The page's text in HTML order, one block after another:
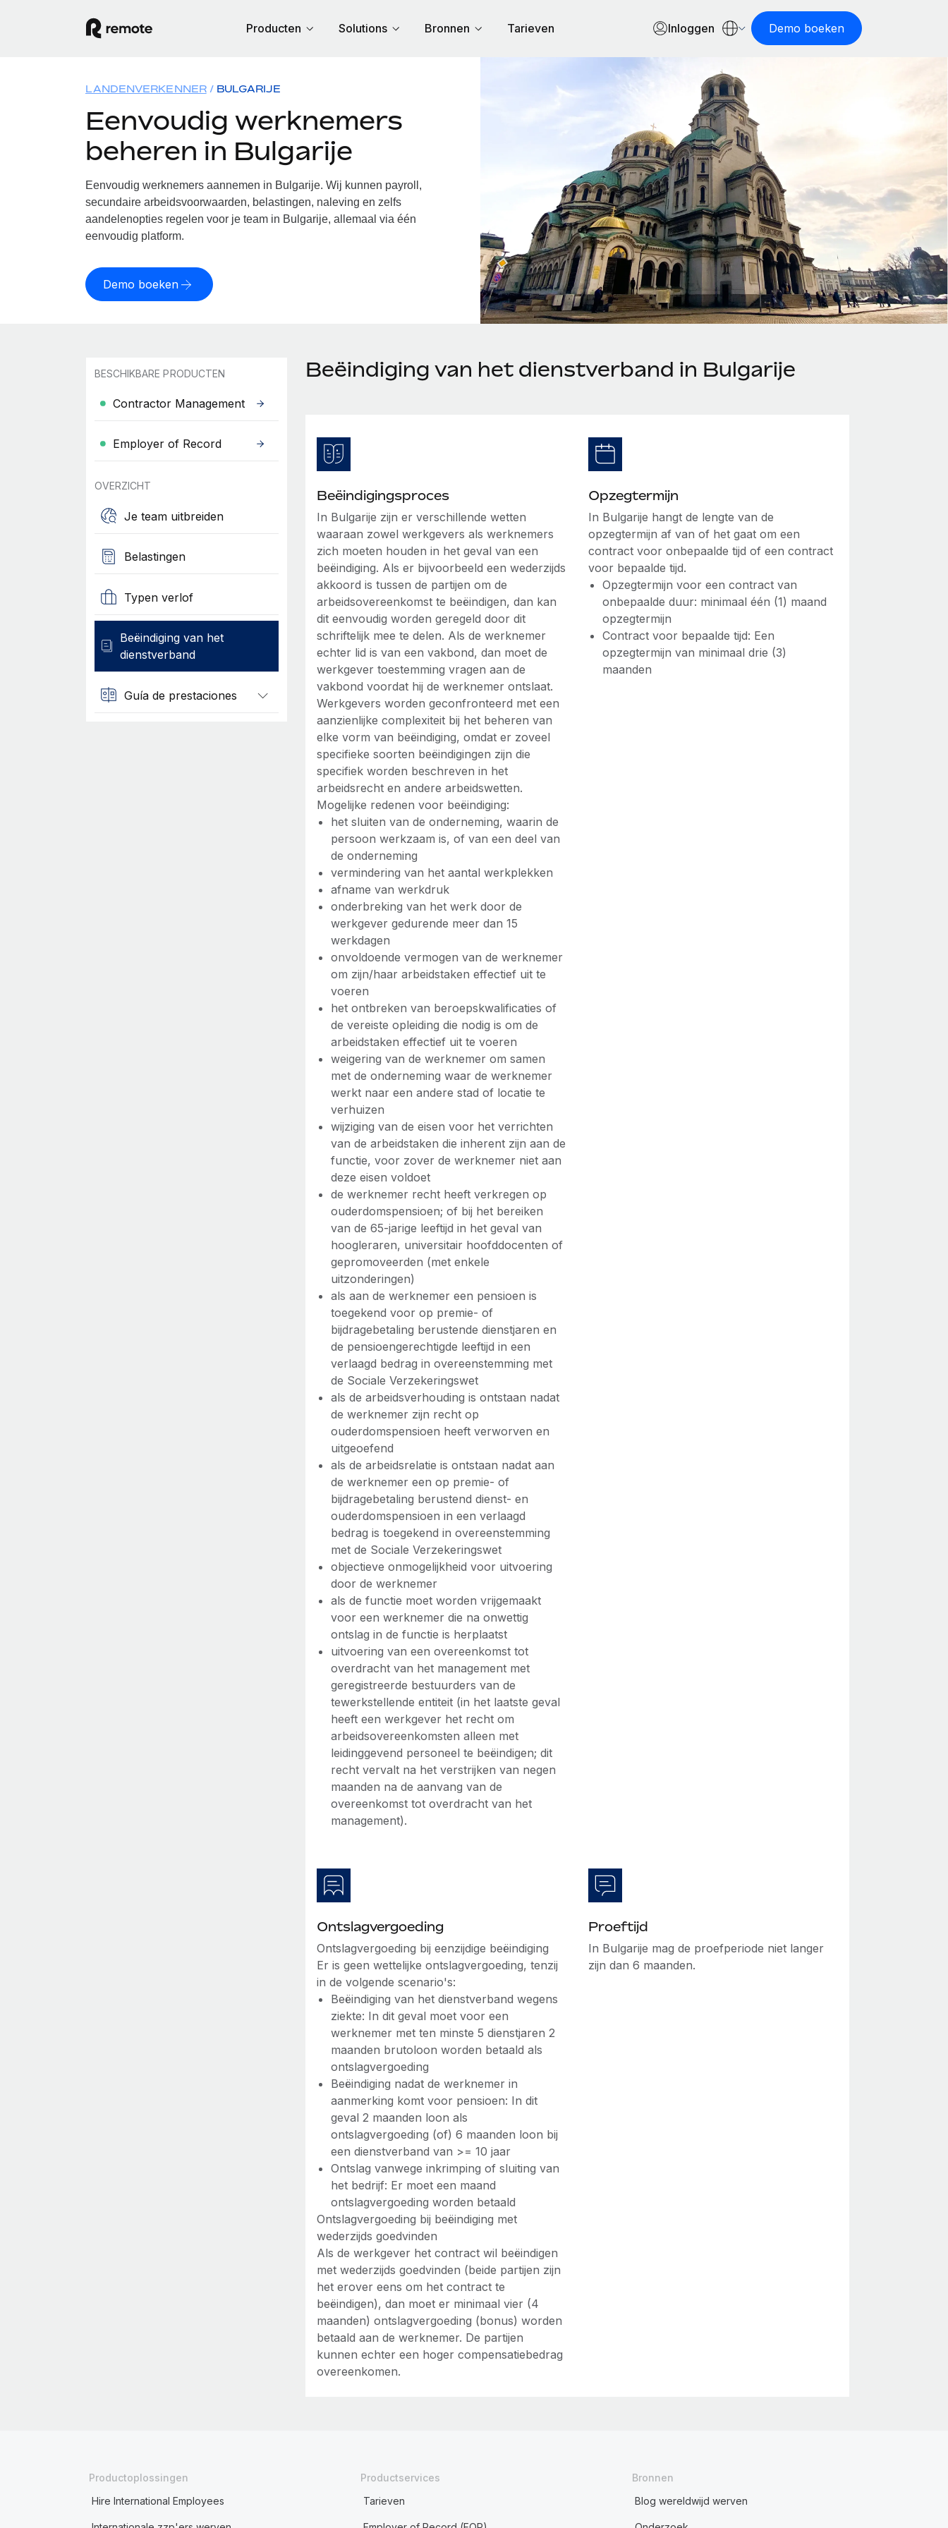
Producten Solutions Bronnen Tarieven Inloggen Demo boeken
LANDENVERKENNER BULGARIJE
Eenvoudig werknemers
beheren in Bulgarije
Eenvoudig werknemers aannemen in Bulgarije. Wij kunnen payroll,
secundaire arbeidsvoorwaarden, belastingen, naleving en zelfs
aandelenopties regelen voor je team in Bulgarije, allemaal via één
eenvoudig platform.
Demo boeken
BESCHIKBARE PRODUCTEN
Contractor Management
Employer of Record
OVERZICHT
Je team uitbreiden
Belastingen
Typen verlof
Beëindiging van het
dienstverband
Guía de prestaciones
Beëindiging van het dienstverband in Bulgarije
Beëindigingsproces
In Bulgarije zijn er verschillende wetten
waaraan zowel werkgevers als werknemers
zich moeten houden in het geval van een
beëindiging. Als er bijvoorbeeld een wederzijds
akkoord is tussen de partijen om de
arbeidsovereenkomst te beëindigen, dan kan
dit eenvoudig worden geregeld door dit
schriftelijk mee te delen. Als de werknemer
echter lid is van een vakbond, dan moet de
werkgever toestemming vragen aan de
vakbond voordat hij de werknemer ontslaat.
Werkgevers worden geconfronteerd met een
aanzienlijke complexiteit bij het beheren van
elke vorm van beëindiging, omdat er zoveel
specifieke soorten beëindigingen zijn die
specifiek worden beschreven in het
arbeidsrecht en andere arbeidswetten.
Mogelijke redenen voor beëindiging:
het sluiten van de onderneming, waarin de
persoon werkzaam is, of van een deel van
de onderneming
vermindering van het aantal werkplekken
afname van werkdruk
onderbreking van het werk door de
werkgever gedurende meer dan 15
werkdagen
onvoldoende vermogen van de werknemer
om zijn/haar arbeidstaken effectief uit te
voeren
het ontbreken van beroepskwalificaties of
de vereiste opleiding die nodig is om de
arbeidstaken effectief uit te voeren
weigering van de werknemer om samen
met de onderneming waar de werknemer
werkt naar een andere stad of locatie te
verhuizen
wijziging van de eisen voor het verrichten
van de arbeidstaken die inherent zijn aan de
functie, voor zover de werknemer niet aan
deze eisen voldoet
de werknemer recht heeft verkregen op
ouderdomspensioen; of bij het bereiken
van de 65-jarige leeftijd in het geval van
hoogleraren, universitair hoofddocenten of
gepromoveerden (met enkele
uitzonderingen)
als aan de werknemer een pensioen is
toegekend voor op premie- of
bijdragebetaling berustende dienstjaren en
de pensioengerechtigde leeftijd in een
verlaagd bedrag in overeenstemming met
de Sociale Verzekeringswet
als de arbeidsverhouding is ontstaan nadat
de werknemer zijn recht op
ouderdomspensioen heeft verworven en
uitgeoefend
als de arbeidsrelatie is ontstaan nadat aan
de werknemer een op premie- of
bijdragebetaling berustend dienst- en
ouderdomspensioen in een verlaagd
bedrag is toegekend in overeenstemming
met de Sociale Verzekeringswet
objectieve onmogelijkheid voor uitvoering
door de werknemer
als de functie moet worden vrijgemaakt
voor een werknemer die na onwettig
ontslag in de functie is herplaatst
uitvoering van een overeenkomst tot
overdracht van het management met
geregistreerde bestuurders van de
tewerkstellende entiteit (in het laatste geval
heeft een werkgever het recht om
arbeidsovereenkomsten alleen met
leidinggevend personeel te beëindigen; dit
recht vervalt na het verstrijken van negen
maanden na de aanvang van de
overeenkomst tot overdracht van het
management).
Opzegtermijn
In Bulgarije hangt de lengte van de
opzegtermijn af van of het gaat om een
contract voor onbepaalde tijd of een contract
voor bepaalde tijd.
Opzegtermijn voor een contract van
onbepaalde duur: minimaal één (1) maand
opzegtermijn
Contract voor bepaalde tijd: Een
opzegtermijn van minimaal drie (3)
maanden
Ontslagvergoeding
Ontslagvergoeding bij eenzijdige beëindiging
Er is geen wettelijke ontslagvergoeding, tenzij
in de volgende scenario's:
Beëindiging van het dienstverband wegens
ziekte: In dit geval moet voor een
werknemer met ten minste 5 dienstjaren 2
maanden brutoloon worden betaald als
ontslagvergoeding
Beëindiging nadat de werknemer in
aanmerking komt voor pensioen: In dit
geval 2 maanden loon als
ontslagvergoeding (of) 6 maanden loon bij
een dienstverband van >= 10 jaar
Ontslag vanwege inkrimping of sluiting van
het bedrijf: Er moet een maand
ontslagvergoeding worden betaald
Ontslagvergoeding bij beëindiging met
wederzijds goedvinden
Als de werkgever het contract wil beëindigen
met wederzijds goedvinden (beide partijen zijn
het erover eens om het contract te
beëindigen), dan moet er minimaal vier (4
maanden) ontslagvergoeding (bonus) worden
betaald aan de werknemer. De partijen
kunnen echter een hoger compensatiebedrag
overeenkomen.
Proeftijd
In Bulgarije mag de proefperiode niet langer
zijn dan 6 maanden.
Productoplossingen
Hire International Employees
Productservices
Tarieven
Bronnen
Blog wereldwijd werven